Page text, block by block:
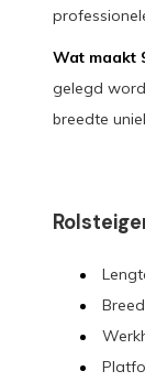
Wat maakt
gelegd
breedte